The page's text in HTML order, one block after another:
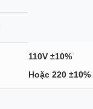
110V ±10%
Hoặc 220 ±10%